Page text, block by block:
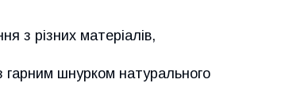
з різних матеріалів,
гарним шнурком натурального